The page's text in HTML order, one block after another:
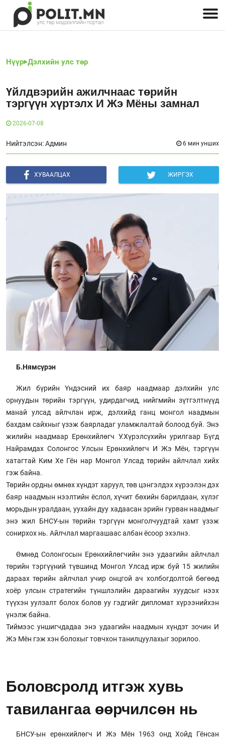
Нүүр Дэлхийн улс төр
Үйлдвэрийн ажилчнаас төрийн
тэргүүн хүртэлх И Жэ Мёны замнал
2026-07-08
Нийтэлсэн: Админ 6 мин унших
ХУВААЛЦАХ ЖИРГЭХ
Б.Нямсүрэн
Жил бүрийн Үндэсний их баяр наадмаар дэлхийн улс
орнуудын төрийн тэргүүн, удирдагчид, нийгмийн зүтгэлтнүүд
манай улсад айлчлан ирж, дэлхийд ганц монгол наадмын
бахдам сайхныг үзэж баярладаг уламжлалтай болоод буй. Энэ
жилийн наадмаар Ерөнхийлөгч У.Хүрэлсүхийн урилгаар Бүгд
Найрамдах Солонгос Улсын Ерөнхийлөгч И Жэ Мён, тэргүүн
хатагтай Ким Хе Гён нар Монгол Улсад төрийн айлчлал хийх
гэж байна.
Төрийн ордны өмнөх хүндэт харуул, төв цэнгэлдэх хүрээлэн дэх
баяр наадмын нээлтийн ёслол, хүчит бөхийн барилдаан, хүлэг
морьдын уралдаан, уухайн дуу хадаасан эрийн гурван наадмыг
энэ жил БНСУ-ын төрийн тэргүүн монголчуудтай хамт үзэж
сонирхох нь. Айлчлал маргаашаас албан ёсоор эхэлнэ.
Өмнөд Солонгосын Ерөнхийлөгчийн энэ удаагийн айлчлал
төрийн тэргүүний түвшинд Монгол Улсад ирж буй 15 жилийн
дараах төрийн айлчлал учир онцгой ач холбогдолтой бөгөөд
хоёр улсын стратегийн түншлэлийн дараагийн хуудсыг нээх
түүхэн уулзалт болох болов уу гэдгийг дипломат хүрээнийхэн
үнэлж байна.
Тиймээс уншигчдадаа энэ удаагийн наадмын хүндэт зочин И
Жэ Мён гэж хэн болохыг товчхон танилцуулахыг зорилоо.
Боловсролд итгэж хувь
тавилангаа өөрчилсөн нь
БНСУ-ын ерөнхийлөгч И Жэ Мён 1963 онд Хойд Гёнсан